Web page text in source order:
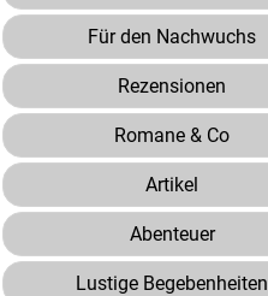
Für den Nachwuchs
Rezensionen
Romane & Co
Artikel
Abenteuer
Lustige Begebenheiten